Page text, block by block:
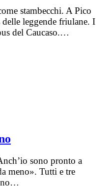
stambecchi. A Pico
leggende friulane. I
del Caucaso.…
sono pronto a
meno». Tutti e tre